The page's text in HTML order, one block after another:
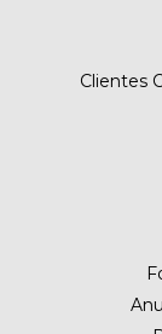
Clientes